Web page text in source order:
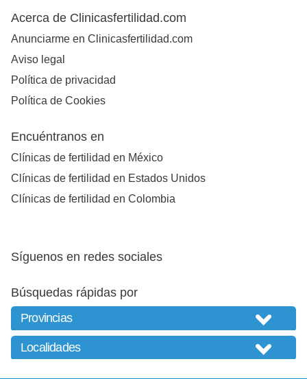
Acerca de Clinicasfertilidad.com
Anunciarme en Clinicasfertilidad.com
Aviso legal
Política de privacidad
Política de Cookies
Encuéntranos en
Clínicas de fertilidad en México
Clínicas de fertilidad en Estados Unidos
Clínicas de fertilidad en Colombia
Síguenos en redes sociales
Búsquedas rápidas por